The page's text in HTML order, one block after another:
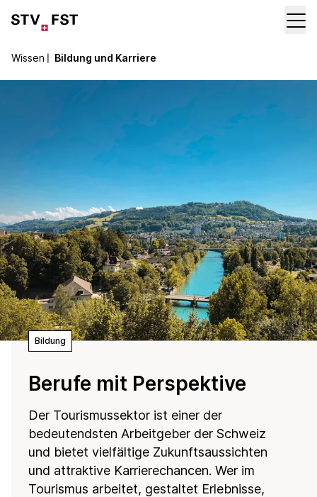
Wissen〡 Bildung und Karriere
Bildung
Berufe mit Perspektive
Der Tourismussektor ist einer der
bedeutendsten Arbeitgeber der Schweiz
und bietet vielfältige Zukunftsaussichten
und attraktive Karrierechancen. Wer im
Tourismus arbeitet, gestaltet Erlebnisse,